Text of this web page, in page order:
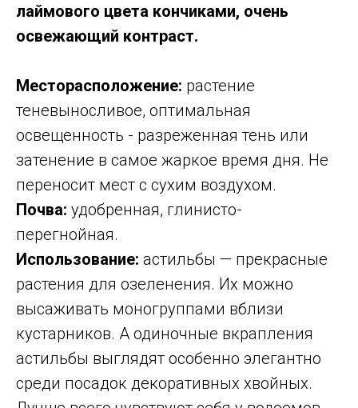
лаймового цвета кончиками, очень
освежающий контраст.
Месторасположение: растение
теневыносливое, оптимальная
освещенность - разреженная тень или
затенение в самое жаркое время дня. Не
переносит мест с сухим воздухом.
Почва: удобренная, глинисто-
перегнойная.
Использование: астильбы — прекрасные
растения для озеленения. Их можно
высаживать моногруппами вблизи
кустарников. А одиночные вкрапления
астильбы выглядят особенно элегантно
среди посадок декоративных хвойных.